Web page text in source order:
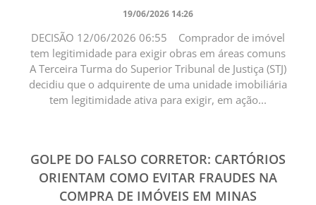
19/06/2026 14:26
DECISÃO 12/06/2026 06:55 Comprador de imóvel
tem legitimidade para exigir obras em áreas comuns ​
A Terceira Turma do Superior Tribunal de Justiça (STJ)
decidiu que o adquirente de uma unidade imobiliária
tem legitimidade ativa para exigir, em ação...
GOLPE DO FALSO CORRETOR: CARTÓRIOS
ORIENTAM COMO EVITAR FRAUDES NA
COMPRA DE IMÓVEIS EM MINAS